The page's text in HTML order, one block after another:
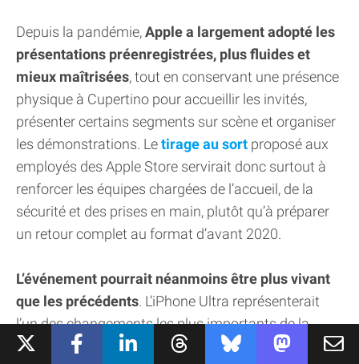
Depuis la pandémie,Apple a largement adopté les
présentations préenregistrées, plus fluides et
mieux maîtrisées, tout en conservant une présence
physique à Cupertino pour accueillir les invités,
présenter certains segments sur scène et organiser
les démonstrations. Letirage au sort proposé aux
employés des Apple Store servirait donc surtout à
renforcer les équipes chargées de l’accueil, de la
sécurité et des prises en main, plutôt qu’à préparer
un retour complet au format d’avant 2020.
L’événement pourrait néanmoins être plus vivant
que les précédents. L’iPhone Ultra représenterait
l’un des changements les plus importants de la
gamme depuis l’iPhone X, ce qui devrait